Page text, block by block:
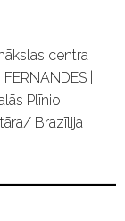
centra
|
Plīnio
Brazīlija